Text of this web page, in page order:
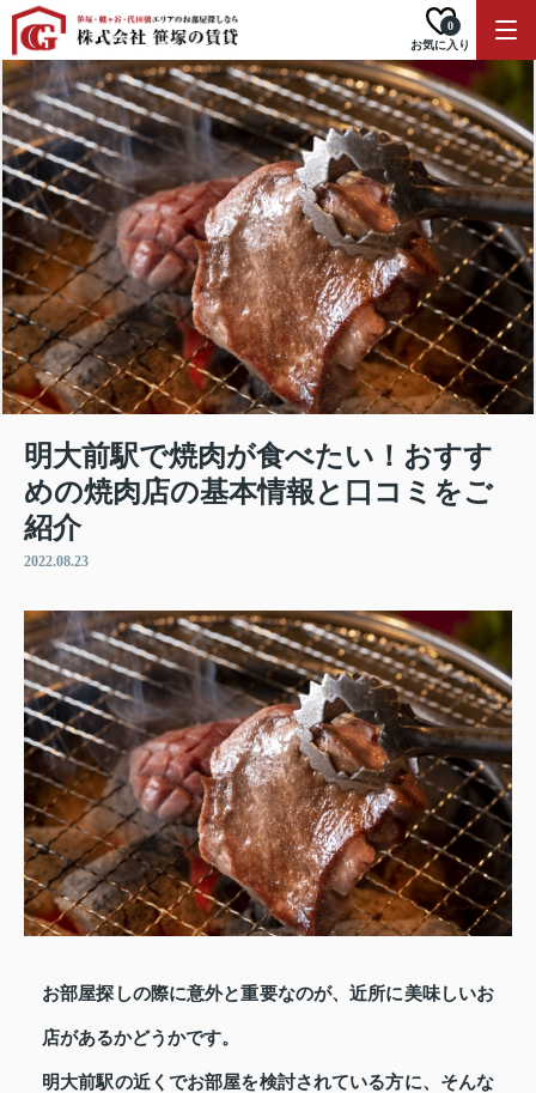
お気に入り
0
明大前駅で焼肉が食べたい！おすす
めの焼肉店の基本情報と口コミをご
紹介
2022.08.23
お部屋探しの際に意外と重要なのが、近所に美味しいお
店があるかどうかです。
明大前駅の近くでお部屋を検討されている方に、そんな